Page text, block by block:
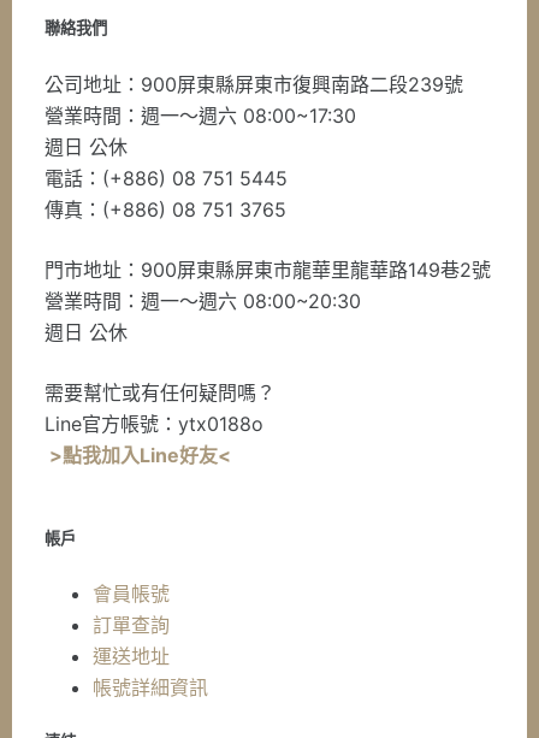
聯絡我們
公司地址：900屏東縣屏東市復興南路二段239號
營業時間：週一～週六 08:00~17:30
週日 公休
電話：(+886) 08 751 5445
傳真：(+886) 08 751 3765
門市地址：900屏東縣屏東市龍華里龍華路149巷2號
營業時間：週一～週六 08:00~20:30
週日 公休
需要幫忙或有任何疑問嗎？
Line官方帳號：ytx0188o
>點我加入Line好友<
帳戶
會員帳號
訂單查詢
運送地址
帳號詳細資訊